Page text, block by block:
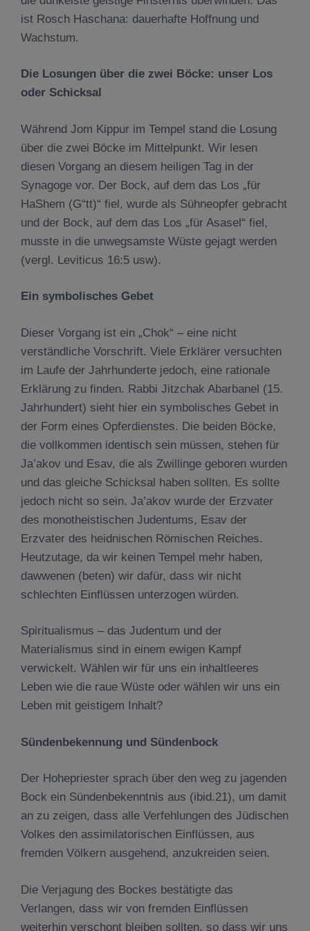
ist Rosch Haschana: dauerhafte Hoffnung und
Wachstum.
Die Losungen über die zwei Böcke: unser Los
oder Schicksal
Während Jom Kippur im Tempel stand die Losung
über die zwei Böcke im Mittelpunkt. Wir lesen
diesen Vorgang an diesem heiligen Tag in der
Synagoge vor. Der Bock, auf dem das Los „für
HaShem (G“tt)“ fiel, wurde als Sühneopfer gebracht
und der Bock, auf dem das Los „für Asasel“ fiel,
musste in die unwegsamste Wüste gejagt werden
(vergl. Leviticus 16:5 usw).
Ein symbolisches Gebet
Dieser Vorgang ist ein „Chok“ – eine nicht
verständliche Vorschrift. Viele Erklärer versuchten
im Laufe der Jahrhunderte jedoch, eine rationale
Erklärung zu finden. Rabbi Jitzchak Abarbanel (15.
Jahrhundert) sieht hier ein symbolisches Gebet in
der Form eines Opferdienstes. Die beiden Böcke,
die vollkommen identisch sein müssen, stehen für
Ja’akov und Esav, die als Zwillinge geboren wurden
und das gleiche Schicksal haben sollten. Es sollte
jedoch nicht so sein. Ja’akov wurde der Erzvater
des monotheistischen Judentums, Esav der
Erzvater des heidnischen Römischen Reiches.
Heutzutage, da wir keinen Tempel mehr haben,
dawwenen (beten) wir dafür, dass wir nicht
schlechten Einflüssen unterzogen würden.
Spiritualismus – das Judentum und der
Materialismus sind in einem ewigen Kampf
verwickelt. Wählen wir für uns ein inhaltleeres
Leben wie die raue Wüste oder wählen wir uns ein
Leben mit geistigem Inhalt?
Sündenbekennung und Sündenbock
Der Hohepriester sprach über den weg zu jagenden
Bock ein Sündenbekenntnis aus (ibid.21), um damit
an zu zeigen, dass alle Verfehlungen des Jüdischen
Volkes den assimilatorischen Einflüssen, aus
fremden Völkern ausgehend, anzukreiden seien.
Die Verjagung des Bockes bestätigte das
Verlangen, dass wir von fremden Einflüssen
weiterhin verschont bleiben sollten, so dass wir uns